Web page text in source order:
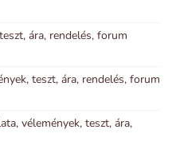
ára, rendelés, forum
teszt, ára, rendelés, forum
vélemények, teszt, ára,